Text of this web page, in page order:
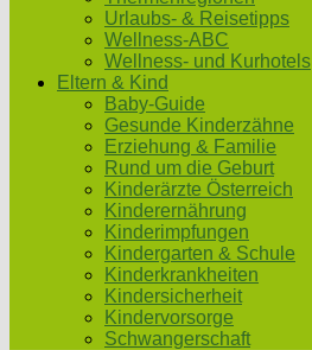
Urlaubs- & Reisetipps
Wellness-ABC
Wellness- und Kurhotels
Eltern & Kind
Baby-Guide
Gesunde Kinderzähne
Erziehung & Familie
Rund um die Geburt
Kinderärzte Österreich
Kinderernährung
Kinderimpfungen
Kindergarten & Schule
Kinderkrankheiten
Kindersicherheit
Kindervorsorge
Schwangerschaft